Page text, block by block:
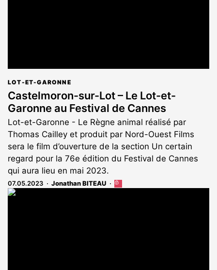
LOT-ET-GARONNE
Castelmoron-sur-Lot – Le Lot-et-
Garonne au Festival de Cannes
Lot-et-Garonne - Le Règne animal réalisé par
Thomas Cailley et produit par Nord-Ouest Films
sera le film d’ouverture de la section Un certain
regard pour la 76e édition du Festival de Cannes
qui aura lieu en mai 2023.
07.05.2023 Jonathan BITEAU
Cet